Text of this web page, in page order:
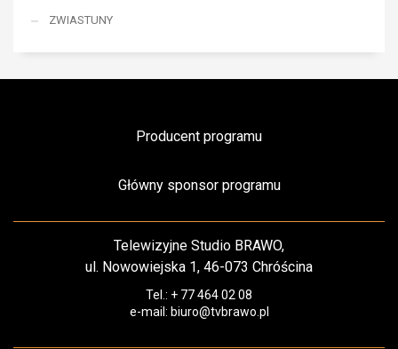
ZWIASTUNY
Producent programu
Główny sponsor programu
Telewizyjne Studio BRAWO,
ul. Nowowiejska 1, 46-073 Chróścina
Tel.: + 77 464 02 08
e-mail: biuro@tvbrawo.pl